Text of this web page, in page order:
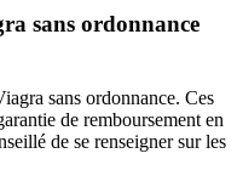
sans ordonnance
sans ordonnance. Ces
de remboursement en
de se renseigner sur les